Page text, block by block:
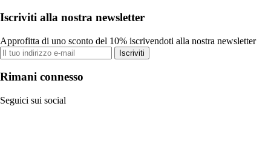
Iscriviti alla nostra newsletter
Approfitta di uno sconto del 10% iscrivendoti alla nostra newsletter
Iscriviti
Rimani connesso
Seguici sui social